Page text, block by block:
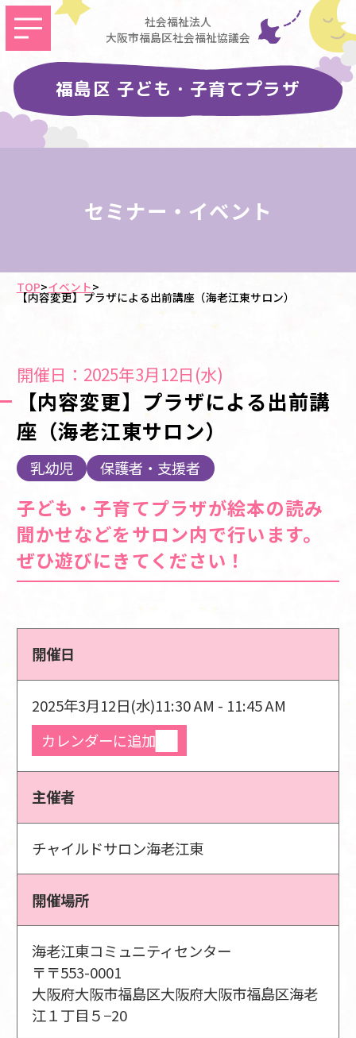
社会福祉法人
大阪市福島区社会福祉協議会
福島区 子ども・子育てプラザ
セミナー・イベント
TOP>イベント>
【内容変更】プラザによる出前講座（海老江東サロン）
開催日：2025年3月12日(水)
【内容変更】プラザによる出前講
座（海老江東サロン）
乳幼児 保護者・支援者
子ども・子育てプラザが絵本の読み
聞かせなどをサロン内で行います。
ぜひ遊びにきてください！
開催日
2025年3月12日(水)11:30 AM - 11:45 AM
カレンダーに追加
主催者
チャイルドサロン海老江東
開催場所
海老江東コミュニティセンター
〒〒553-0001
大阪府大阪市福島区大阪府大阪市福島区海老
江１丁目５−20